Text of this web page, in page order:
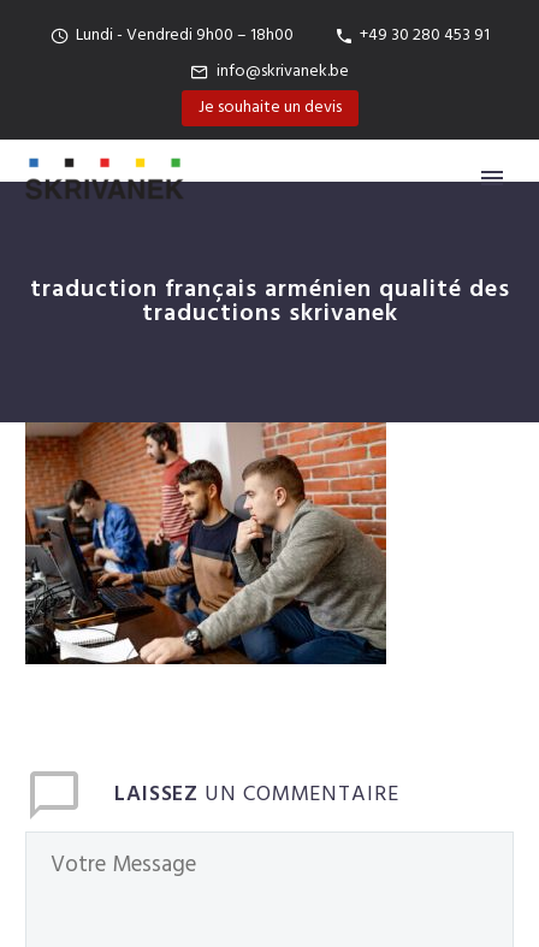
Lundi - Vendredi 9h00 – 18h00
+49 30 280 453 91
info@skrivanek.be
Je souhaite un devis
Français
traduction français arménien qualité des
traductions skrivanek
LAISSEZ UN COMMENTAIRE